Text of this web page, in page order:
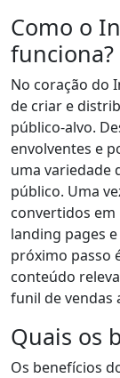
Como o
funciona?
No coração do
de criar e
público-alvo.
envolventes e
uma variedade
público. Uma
convertidos
landing pages
próximo passo
conteúdo
funil de vendas
Quais os
Os benefícios